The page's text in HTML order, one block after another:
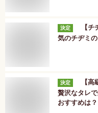
決定
【
気のチヂミ
決定
【
贅沢なタレ
おすすめは？